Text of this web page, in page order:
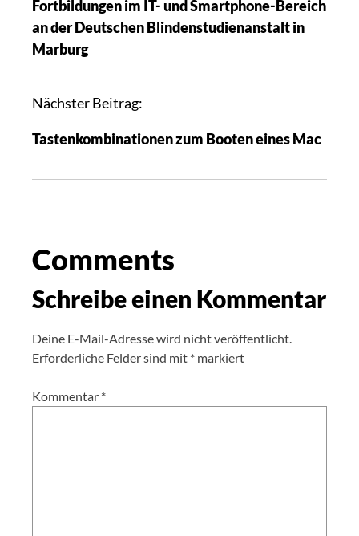
Fortbildungen im IT- und Smartphone-Bereich
an der Deutschen Blindenstudienanstalt in
Marburg
Nächster Beitrag:
Tastenkombinationen zum Booten eines Mac
Comments
Schreibe einen Kommentar
Deine E-Mail-Adresse wird nicht veröffentlicht.
Erforderliche Felder sind mit * markiert
Kommentar *